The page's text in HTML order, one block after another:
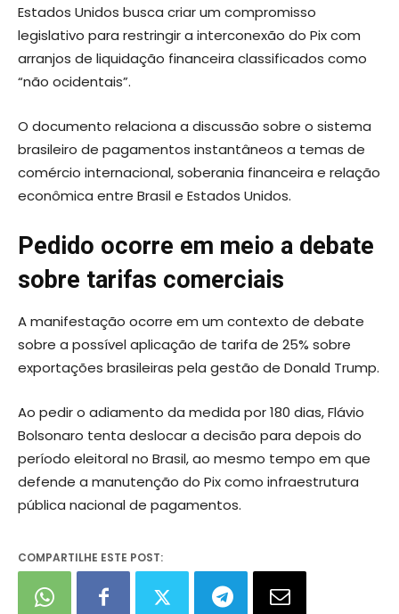
Estados Unidos busca criar um compromisso
legislativo para restringir a interconexão do Pix com
arranjos de liquidação financeira classificados como
“não ocidentais”.
O documento relaciona a discussão sobre o sistema
brasileiro de pagamentos instantâneos a temas de
comércio internacional, soberania financeira e relação
econômica entre Brasil e Estados Unidos.
Pedido ocorre em meio a debate
sobre tarifas comerciais
A manifestação ocorre em um contexto de debate
sobre a possível aplicação de tarifa de 25% sobre
exportações brasileiras pela gestão de Donald Trump.
Ao pedir o adiamento da medida por 180 dias, Flávio
Bolsonaro tenta deslocar a decisão para depois do
período eleitoral no Brasil, ao mesmo tempo em que
defende a manutenção do Pix como infraestrutura
pública nacional de pagamentos.
COMPARTILHE ESTE POST: